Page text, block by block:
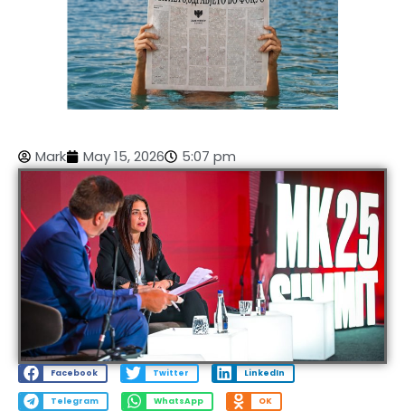
Mark May 15, 2026 5:07 pm
Facebook Twitter LinkedIn
Telegram WhatsApp OK